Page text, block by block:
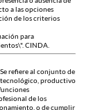
a las opciones
de los criterios
para
CINDA.
refiere al conjunto de
productivo
de los
o de cumplir